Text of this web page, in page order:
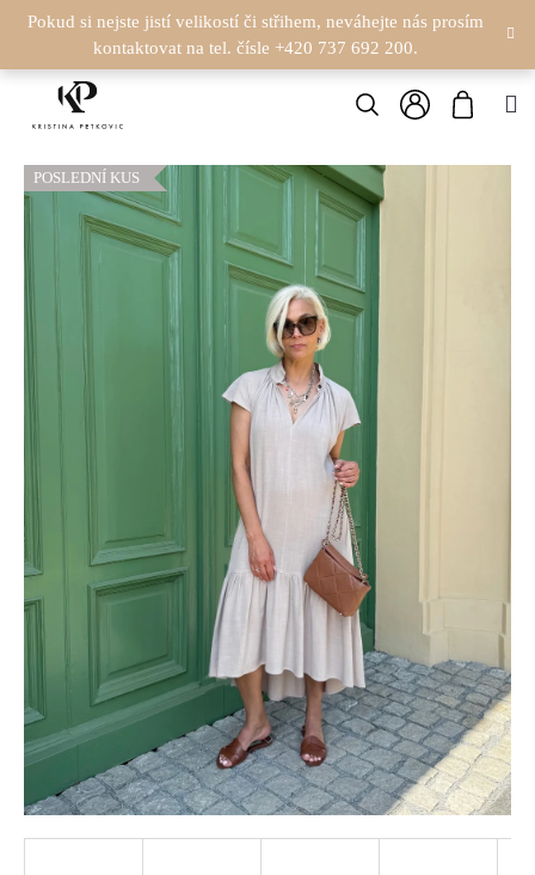
Pokud si nejste jistí velikostí či střihem, neváhejte nás prosím
kontaktovat na tel. čísle +420 737 692 200.
Hledat
Přihlášení
POSLEDNÍ KUS
K
O
K
Zpět
Zpět
O
P
O
T
Ř
B
U
J
E
T
E
N
A
J